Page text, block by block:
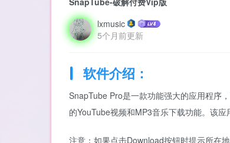
lxmusic
5个月前更新
软件介绍：
SnapTube Pro是一款功能强大的应用程序
的YouTube视频和MP3音乐下载功能。该
注意：如果点击Download按钮时提示所在